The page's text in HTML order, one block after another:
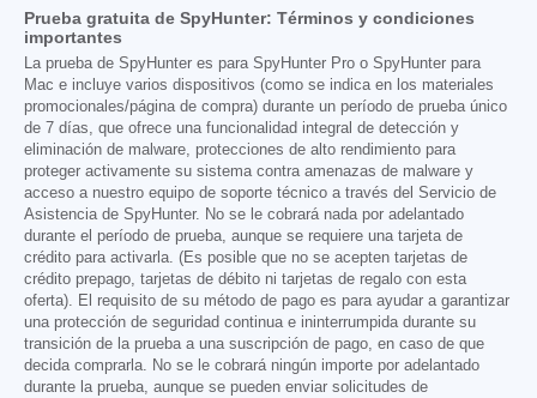
Prueba gratuita de SpyHunter: Términos y condiciones
importantes
La prueba de SpyHunter es para SpyHunter Pro o SpyHunter para
Mac e incluye varios dispositivos (como se indica en los materiales
promocionales/página de compra) durante un período de prueba único
de 7 días, que ofrece una funcionalidad integral de detección y
eliminación de malware, protecciones de alto rendimiento para
proteger activamente su sistema contra amenazas de malware y
acceso a nuestro equipo de soporte técnico a través del Servicio de
Asistencia de SpyHunter. No se le cobrará nada por adelantado
durante el período de prueba, aunque se requiere una tarjeta de
crédito para activarla. (Es posible que no se acepten tarjetas de
crédito prepago, tarjetas de débito ni tarjetas de regalo con esta
oferta). El requisito de su método de pago es para ayudar a garantizar
una protección de seguridad continua e ininterrumpida durante su
transición de la prueba a una suscripción de pago, en caso de que
decida comprarla. No se le cobrará ningún importe por adelantado
durante la prueba, aunque se pueden enviar solicitudes de